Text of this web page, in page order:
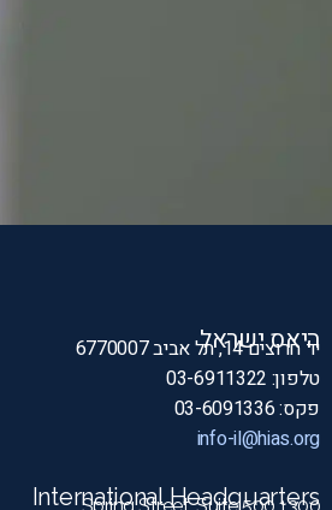
היאס ישראל
יד חרוצים 14, תל אביב 6770007
טלפון: 03-6911322
פקס: 03-6091336
info-il@hias.org
International Headquarters